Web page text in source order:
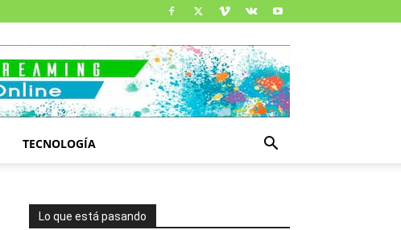
TECNOLOGÍA
Lo que está pasando